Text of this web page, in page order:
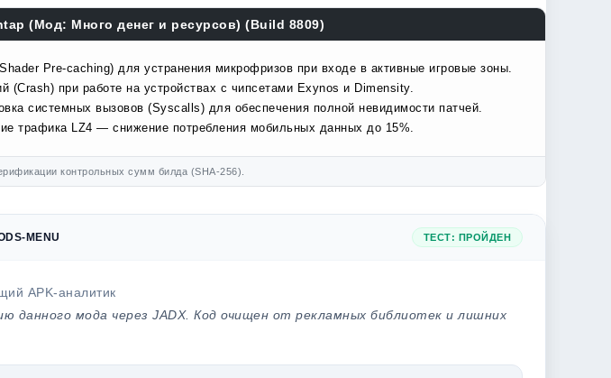
(Мод: Много денег и ресурсов) (Build 8809)
Pre-caching) для устранения микрофризов при входе в активные игровые зоны.
(Crash) при работе на устройствах с чипсетами Exynos и Dimensity.
системных вызовов (Syscalls) для обеспечения полной невидимости патчей.
трафика LZ4 — снижение потребления мобильных данных до 15%.
контрольных сумм билда (SHA-256).
MENU ТЕСТ: ПРОЙДЕН
APK-аналитик
данного мода через JADX. Код очищен от рекламных библиотек и лишних